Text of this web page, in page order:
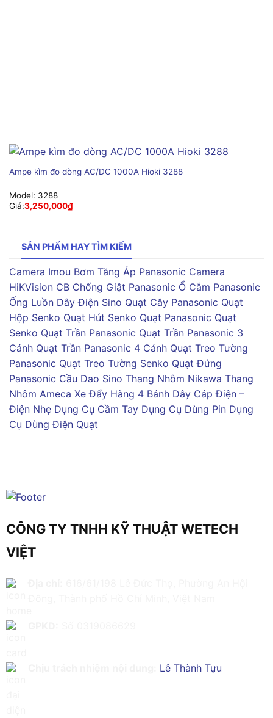
Ampe kìm đo dòng AC/DC 1000A Hioki 3288
Model: 3288
Giá:3,250,000₫
SẢN PHẨM HAY TÌM KIẾM
Camera Imou Bơm Tăng Áp Panasonic Camera
HiKVision CB Chống Giật Panasonic Ổ Cắm Panasonic
Ống Luồn Dây Điện Sino Quạt Cây Panasonic Quạt
Hộp Senko Quạt Hút Senko Quạt Panasonic Quạt
Senko Quạt Trần Panasonic Quạt Trần Panasonic 3
Cánh Quạt Trần Panasonic 4 Cánh Quạt Treo Tường
Panasonic Quạt Treo Tường Senko Quạt Đứng
Panasonic Cầu Dao Sino Thang Nhôm Nikawa Thang
Nhôm Ameca Xe Đẩy Hàng 4 Bánh Dây Cáp Điện –
Điện Nhẹ Dụng Cụ Cầm Tay Dụng Cụ Dùng Pin Dụng
Cụ Dùng Điện Quạt
CÔNG TY TNHH KỸ THUẬT WETECH
VIỆT
Lê Thành Tựu